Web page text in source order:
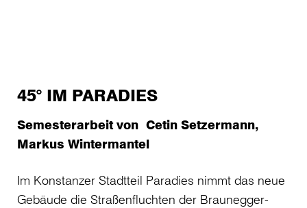
45° IM PARADIES
Semesterarbeit von Cetin Setzermann,
Markus Wintermantel
Im Konstanzer Stadtteil Paradies nimmt das neue
Gebäude die Straßenfluchten der Braunegger-